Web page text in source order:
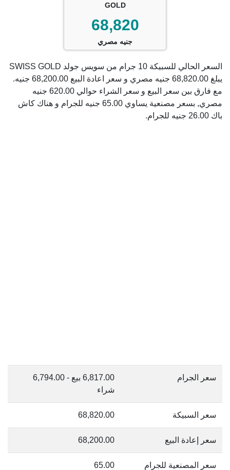
GOLD
68,820
جنيه مصري
السعر الحالي للسبيكة 10 جرام من سويس جولد SWISS GOLD
يبلغ 68,820.00 جنيه مصري و سعر اعادة البيع 68,200.00 جنيه.
مع فارق بين سعر البيع و سعر الشراء حوالي 620.00 جنيه
مصري, بسعر مصنعية يساوي 65.00 جنيه للجرام و هناك كاش
باك 26.00 جنيه للجرام.
سعر الجرام
6,817.00 بيع - 6,794.00
شراء
سعر السبيكة 68,820.00
سعر إعادة البيع 68,200.00
سعر المصنعية للجرام 65.00